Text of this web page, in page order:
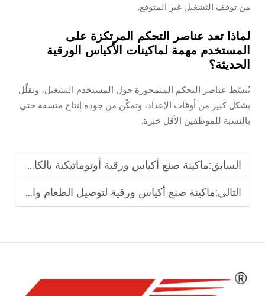
من توقف التشغيل غير المتوقع.
لماذا تعد عناصر التحكم المرتكزة على
المستخدم مهمة لماكينات الأكياس الورقية
الحديثة؟
تُبسّط عناصر التحكم المتمحورة حول المستخدم التشغيل، وتقلّل
بشكل كبير من أوقات الإعداد، وتمكّن من جودة إنتاج متسقة حتى
بالنسبة للموظفين الأقل خبرة.
السابق:ماكينة صنع أكياس ورقية أوتوماتيكية بالكامل بدقة عالية
التالي:ماكينة صنع أكياس ورقية لتوصيل الطعام والأكياس الخاصة بالوجبات الجاهزة